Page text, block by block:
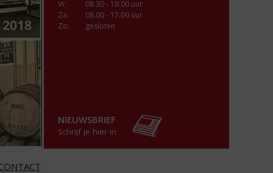
Vr:
08.30 - 18:00 uur
Za:
08.00 - 17.00 uur
Zo:
gesloten
NIEUWSBRIEF
Schrijf je hier in